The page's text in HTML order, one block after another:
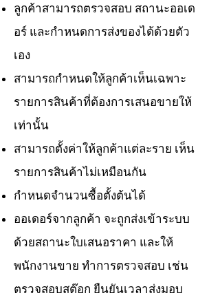
ลูกค้าสามารถตรวจสอบ สถานะออเด
อร์ และกำหนดการส่งของได้ด้วยตัว
เอง
สามารถกำหนดให้ลูกค้าเห็นเฉพาะ
รายการสินค้าที่ต้องการเสนอขายให้
เท่านั้น
สามารถตั้งค่าให้ลูกค้าแต่ละราย เห็น
รายการสินค้าไม่เหมือนกัน
กำหนดจำนวนซื้อตั้งต้นได้
ออเดอร์จากลูกค้า จะถูกส่งเข้าระบบ
ด้วยสถานะใบเสนอราคา และให้
พนักงานขาย ทำการตรวจสอบ เช่น
ตรวจสอบสต๊อก ยืนยันเวลาส่งมอบ